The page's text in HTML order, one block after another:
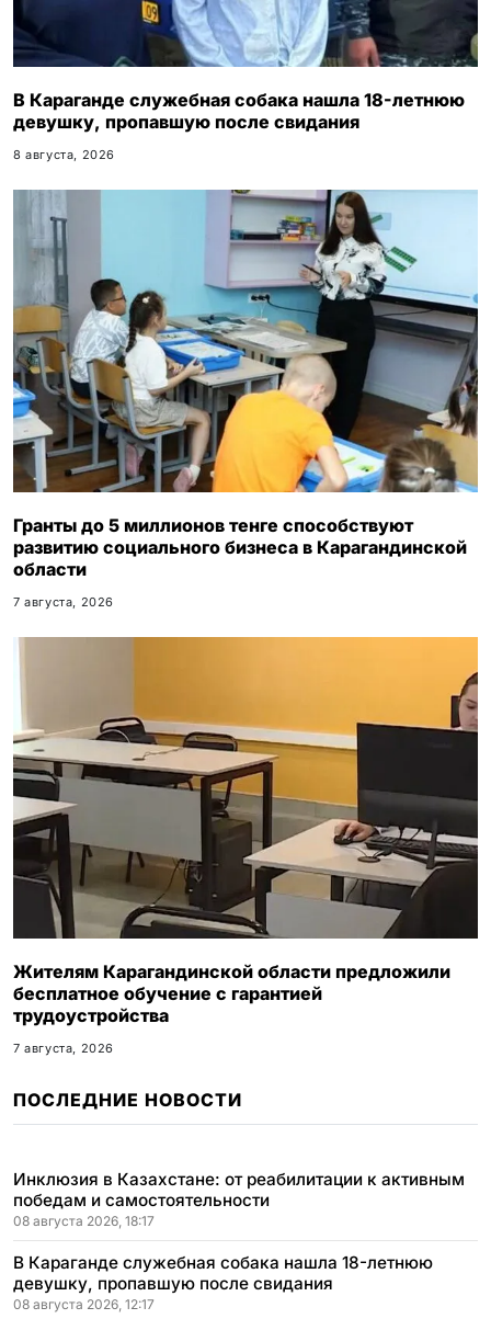
В Караганде служебная собака нашла 18-летнюю
девушку, пропавшую после свидания
8 августа, 2026
Гранты до 5 миллионов тенге способствуют
развитию социального бизнеса в Карагандинской
области
7 августа, 2026
Жителям Карагандинской области предложили
бесплатное обучение с гарантией
трудоустройства
7 августа, 2026
ПОСЛЕДНИЕ НОВОСТИ
Инклюзия в Казахстане: от реабилитации к активным
победам и самостоятельности
08 августа 2026, 18:17
В Караганде служебная собака нашла 18-летнюю
девушку, пропавшую после свидания
08 августа 2026, 12:17